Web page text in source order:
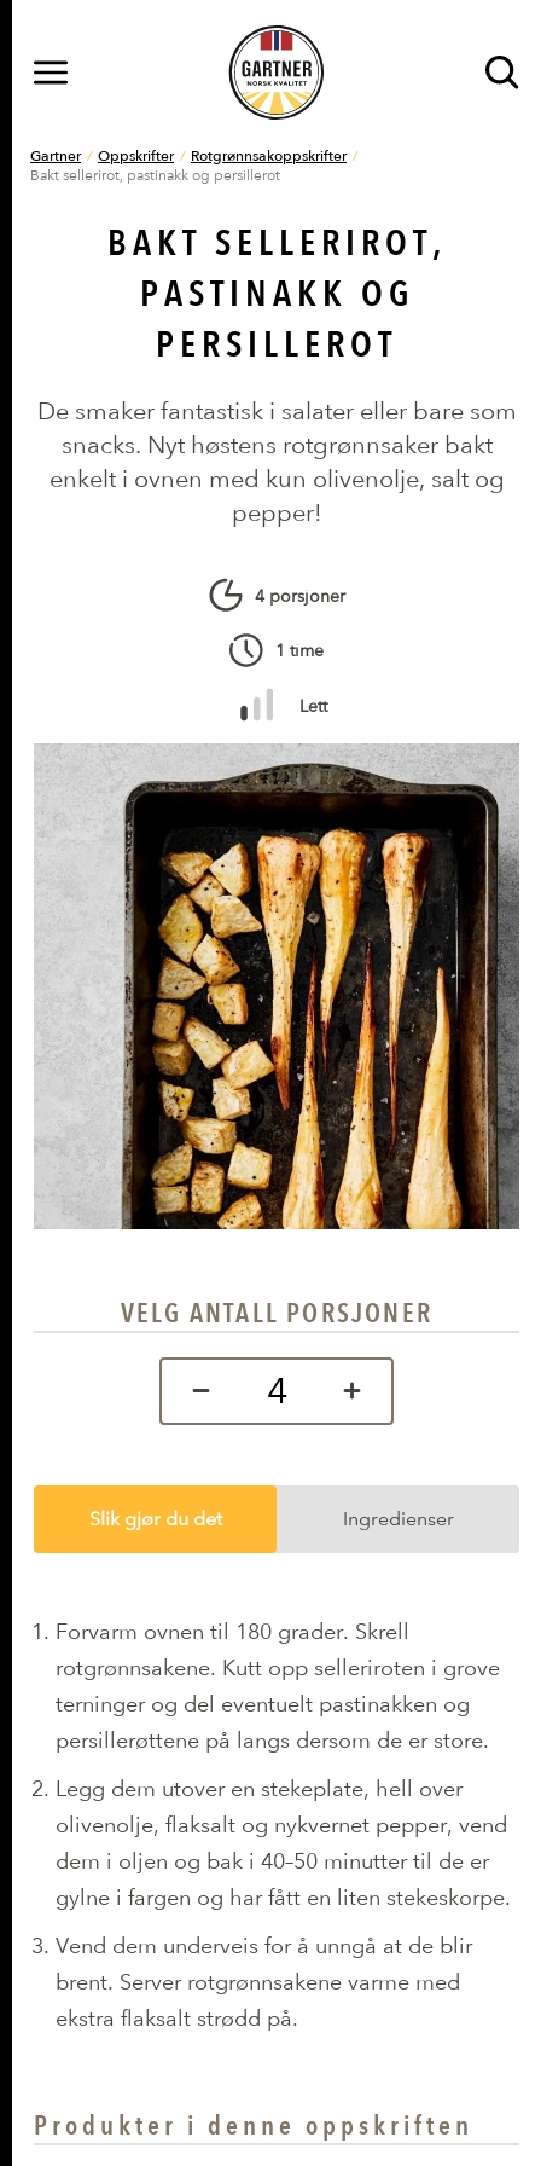
DU ER HER
Gartner Oppskrifter
Rotgrønnsakoppskrifter
Bakt sellerirot, pastinakk og persillerot
BAKT SELLERIROT,
PASTINAKK OG
PERSILLEROT
De smaker fantastisk i salater eller bare som
snacks. Nyt høstens rotgrønnsaker bakt
enkelt i ovnen med kun olivenolje, salt og
pepper!
4 porsjoner
1 time
Lett
VELG ANTALL PORSJONER
Slik gjør du det Ingredienser
Slik gjør du det
Forvarm ovnen til 180 grader. Skrell
rotgrønnsakene. Kutt opp selleriroten i grove
terninger og del eventuelt pastinakken og
persillerøttene på langs dersom de er store.
Legg dem utover en stekeplate, hell over
olivenolje, flaksalt og nykvernet pepper, vend
dem i oljen og bak i 40–50 minutter til de er
gylne i fargen og har fått en liten stekeskorpe.
Vend dem underveis for å unngå at de blir
brent. Server rotgrønnsakene varme med
ekstra flaksalt strødd på.
Produkter i denne oppskriften